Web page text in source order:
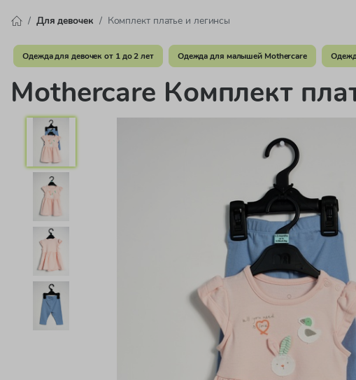
Для девочек Комплект платье и легинсы
Одежда для девочек от 1 до 2 лет Одежда для малышей Mothercare
Mothercare Комплект